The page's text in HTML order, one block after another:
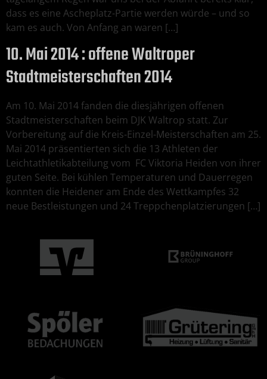
dass es eine Ascheplatz-Partie werden würde – und so
kam es auch. Von Anfang an waren […]
10. Mai 2014 : offene Waltroper
Stadtmeisterschaften 2014
Am 10. Mai 2014 fanden die diesjährigen offenen
Stadtmeisterschaften beim DJK Waltrop statt. Zur
Vorbereitung auf die Kreis-Einzel-Meisterschaften am 25.
Mai 2014 präsentierten sich die 13 Athleten der
Leichtathletikabteilung vom FC Viktoria Heiden von ihrer
guten Seite. Bei kühlen Temperaturen und Dauerregen
konnten die Heidener am Ende des Wettkampfes 32
neue Bestleistungen und 24 Treppchenplatzierungen […]